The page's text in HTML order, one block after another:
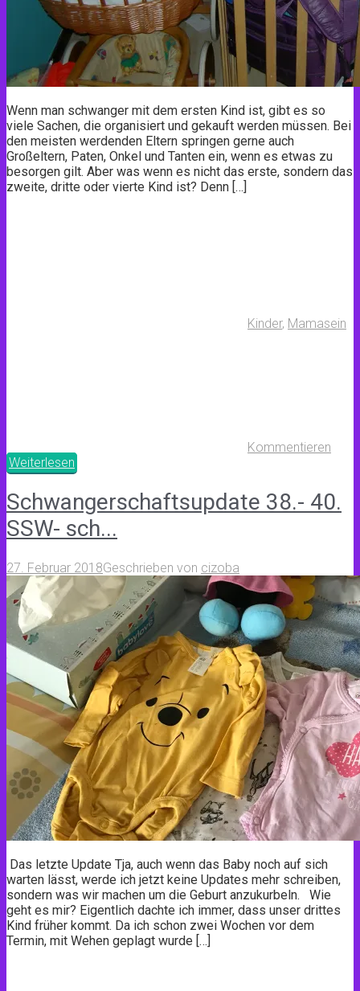
Wenn man schwanger mit dem ersten Kind ist, gibt es so
viele Sachen, die organisiert und gekauft werden müssen. Bei
den meisten werdenden Eltern springen gerne auch
Großeltern, Paten, Onkel und Tanten ein, wenn es etwas zu
besorgen gilt. Aber was wenn es nicht das erste, sondern das
zweite, dritte oder vierte Kind ist? Denn […]
Kinder, Mamasein
Kommentieren
Weiterlesen
Schwangerschaftsupdate 38.- 40.
SSW- sch...
27. Februar 2018Geschrieben von cizoba
Das letzte Update Tja, auch wenn das Baby noch auf sich
warten lässt, werde ich jetzt keine Updates mehr schreiben,
sondern was wir machen um die Geburt anzukurbeln. Wie
geht es mir? Eigentlich dachte ich immer, dass unser drittes
Kind früher kommt. Da ich schon zwei Wochen vor dem
Termin, mit Wehen geplagt wurde […]